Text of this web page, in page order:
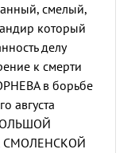
смелый,
который
делу
к смерти
в борьбе
августа
СМОЛЕНСКОЙ